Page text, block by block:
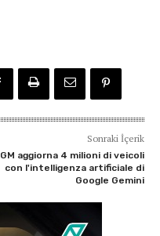
Sonraki İçerik
GM aggiorna 4 milioni di veicoli
con l'intelligenza artificiale di
Google Gemini